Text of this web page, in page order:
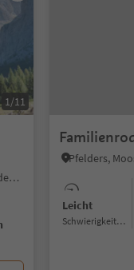
1/11
S.Cristina Gherdëina/St.Christina in Gröden, St.Christina in Gröden, Dolomitenregion Gröden
Leicht
Schwierigkeitsgrad